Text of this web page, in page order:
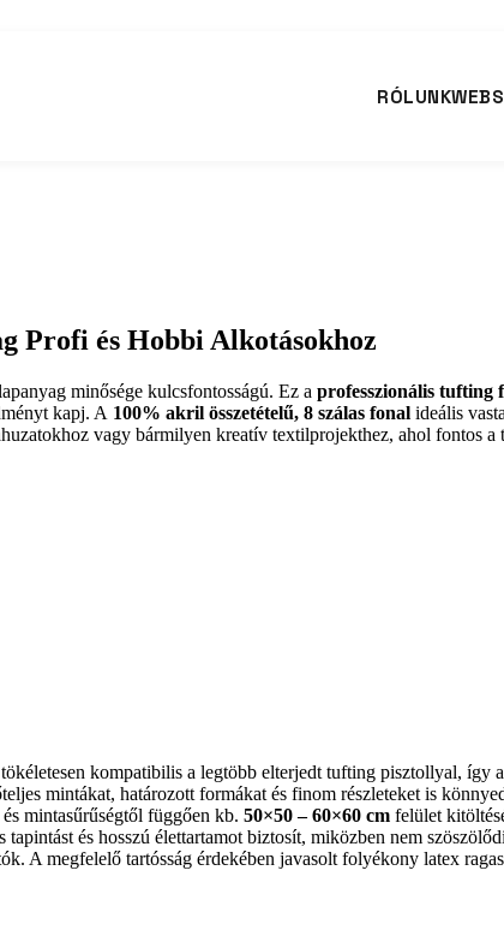
RÓLUNK
Profi és Hobbi Alkotásokhoz
minősége kulcsfontosságú. Ez a professzionális tufting
kapj. A 100% akril összetételű, 8 szálas fonal ideális
vagy bármilyen kreatív textilprojekthez, ahol fontos a
kompatibilis a legtöbb elterjedt tufting pisztollyal, így
mintákat, határozott formákat és finom részleteket is
mintasűrűségtől függően kb. 50×50 – 60×60 cm felület
és hosszú élettartamot biztosít, miközben nem
A megfelelő tartósság érdekében javasolt folyékony latex